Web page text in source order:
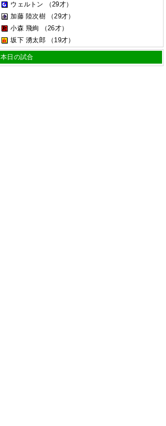
ウェルトン
（29才）
加藤 陸次樹
（29才）
小森 飛絢
（26才）
坂下 湧太郎
（19才）
本日の試合